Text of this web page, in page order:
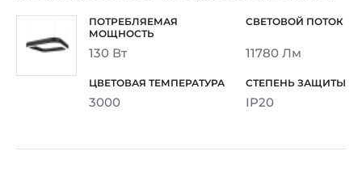
130 Вт 11780 Лм
3000 IP20